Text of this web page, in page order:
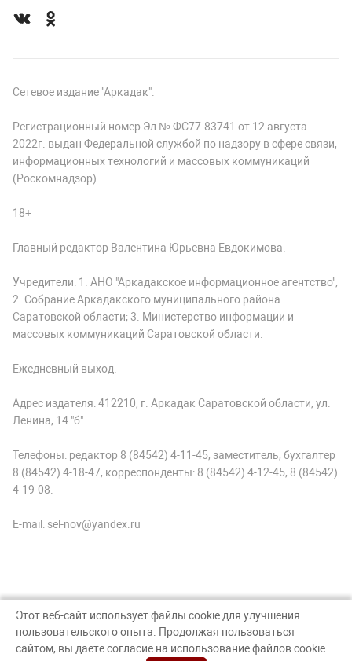
Сетевое издание "Аркадак".
Регистрационный номер Эл № ФС77-83741 от 12 августа
2022г. выдан Федеральной службой по надзору в сфере связи,
информационных технологий и массовых коммуникаций
(Роскомнадзор).
18+
Главный редактор Валентина Юрьевна Евдокимова.
Учредители: 1. АНО "Аркадакское информационное агентство";
2. Собрание Аркадакского муниципального района
Саратовской области; 3. Министерство информации и
массовых коммуникаций Саратовской области.
Ежедневный выход.
Адрес издателя: 412210, г. Аркадак Саратовской области, ул.
Ленина, 14 "б".
Телефоны: редактор 8 (84542) 4-11-45, заместитель, бухгалтер
8 (84542) 4-18-47, корреспонденты: 8 (84542) 4-12-45, 8 (84542)
4-19-08.
E-mail: sel-nov@yandex.ru
© Аркадак, 2026
Создание сайта — nopreset
Этот веб-сайт использует файлы cookie для улучшения
пользовательского опыта. Продолжая пользоваться
сайтом, вы даете согласие на использование файлов cookie.